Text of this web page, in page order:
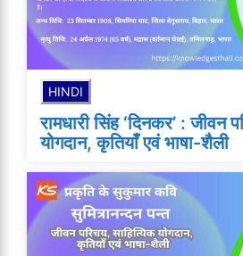
HINDI
रामधारी सिंह ‘दिनकर’ : जीवन
योगदान, कृतियाँ एवं भाषा-शैली